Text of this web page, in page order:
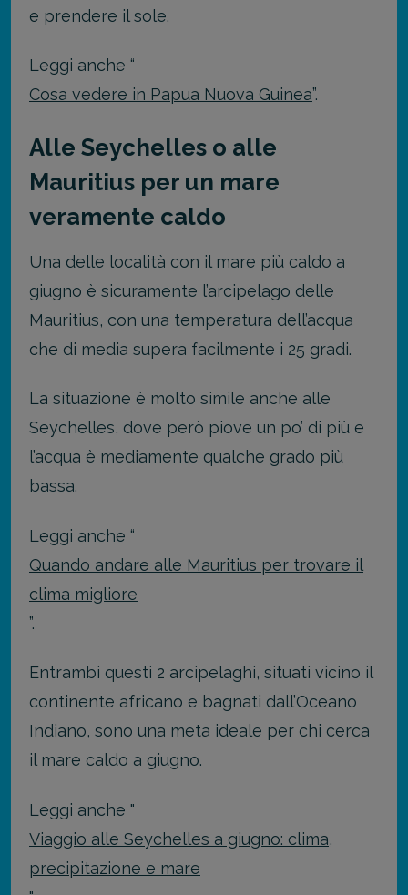
e prendere il sole.
Leggi anche “
Cosa vedere in Papua Nuova Guinea”.
Alle Seychelles o alle
Mauritius per un mare
veramente caldo
Una delle località con il mare più caldo a
giugno è sicuramente l’arcipelago delle
Mauritius, con una temperatura dell’acqua
che di media supera facilmente i 25 gradi.
La situazione è molto simile anche alle
Seychelles, dove però piove un po’ di più e
l’acqua è mediamente qualche grado più
bassa.
Leggi anche “
Quando andare alle Mauritius per trovare il
clima migliore
”.
Entrambi questi 2 arcipelaghi, situati vicino il
continente africano e bagnati dall’Oceano
Indiano, sono una meta ideale per chi cerca
il mare caldo a giugno.
Leggi anche "
Viaggio alle Seychelles a giugno: clima,
precipitazione e mare